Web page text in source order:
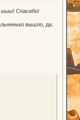
ыыы! Спасибо!
вышло, да.